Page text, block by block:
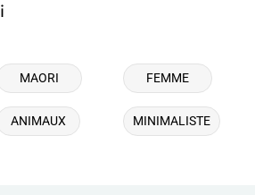
MAORI FEMME
ANIMAUX MINIMALISTE